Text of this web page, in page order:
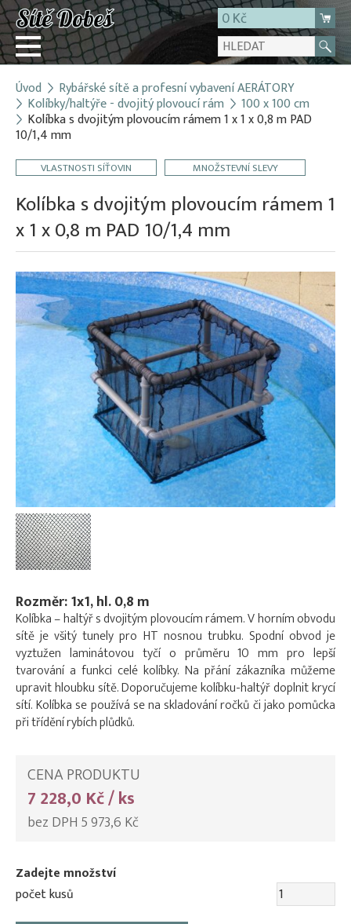
0 Kč
Přihlásit
Registrace
O firmě
Kontakt
Úvod Rybářské sítě a profesní vybavení AERÁTORY
Kolíbky/haltýře - dvojitý plovoucí rám 100 x 100 cm
Kolíbka s dvojitým plovoucím rámem 1 x 1 x 0,8 m PAD
10/1,4 mm
VLASTNOSTI SÍŤOVIN MNOŽSTEVNÍ SLEVY
Kolíbka s dvojitým plovoucím rámem 1
x 1 x 0,8 m PAD 10/1,4 mm
Rozměr: 1x1, hl. 0,8 m
Kolíbka – haltýř s dvojitým plovoucím rámem. V horním obvodu
sítě je všitý tunely pro HT nosnou trubku. Spodní obvod je
vyztužen laminátovou tyčí o průměru 10 mm pro lepší
tvarování a funkci celé kolíbky. Na přání zákazníka můžeme
upravit hloubku sítě. Doporučujeme kolíbku-haltýř doplnit krycí
sítí. Kolíbka se používá se na skladování ročků či jako pomůcka
při třídění rybích plůdků.
CENA PRODUKTU
7 228,0 Kč / ks
bez DPH 5 973,6 Kč
Zadejte množství
počet kusů